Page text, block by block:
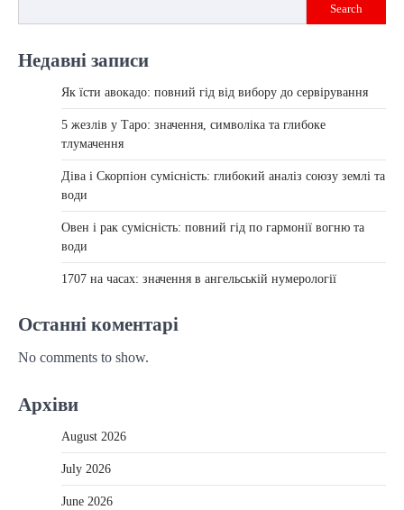
Search
Недавні записи
Як їсти авокадо: повний гід від вибору до сервірування
5 жезлів у Таро: значення, символіка та глибоке
тлумачення
Діва і Скорпіон сумісність: глибокий аналіз союзу землі та
води
Овен і рак сумісність: повний гід по гармонії вогню та
води
1707 на часах: значення в ангельській нумерології
Останні коментарі
No comments to show.
Архіви
August 2026
July 2026
June 2026